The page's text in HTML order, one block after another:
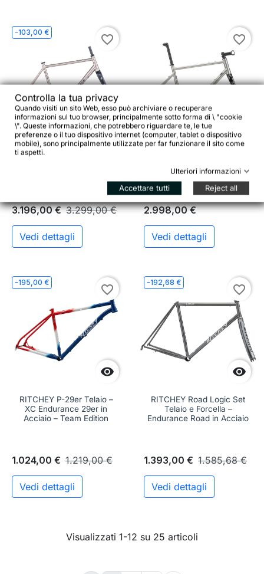
-103,00 €

favorite_border
BOMBTRACK Hook EXT Ti
Frameset – Titanium
3.196,00 € 3.299,00 €
Vedi dettagli

favorite_border
Genesis Croix de Fer Ti –
generazione T47
2.998,00 €
Vedi dettagli
-195,00 €

favorite_border
RITCHEY P-29er Telaio –
XC Endurance 29er in
Acciaio – Team Edition
1.024,00 € 1.219,00 €
Vedi dettagli
-192,68 €

favorite_border
RITCHEY Road Logic Set
Telaio e Forcella –
Endurance Road in Acciaio
1.393,00 € 1.585,68 €
Vedi dettagli
Visualizzati 1-12 su 25 articoli
Controlla la tua privacy
Quando visiti un sito Web, esso può archiviare o recuperare
informazioni sul tuo browser, principalmente sotto forma di \ "cookie
\". Queste informazioni, che potrebbero riguardare te, le tue
preferenze o il tuo dispositivo internet (computer, tablet o dispositivo
mobile), sono principalmente utilizzate per far funzionare il sito come
ti aspetti.
Ulteriori informazioni
Accettare tutti Reject all